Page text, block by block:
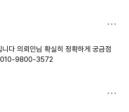
다 의뢰인님 확실히 정확하게 궁금점
010-9800-3572